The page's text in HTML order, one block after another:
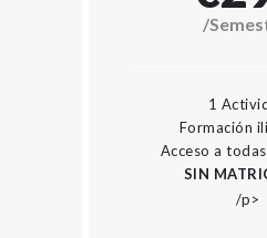
/
1
Formación
Acceso a
SIN
/p>